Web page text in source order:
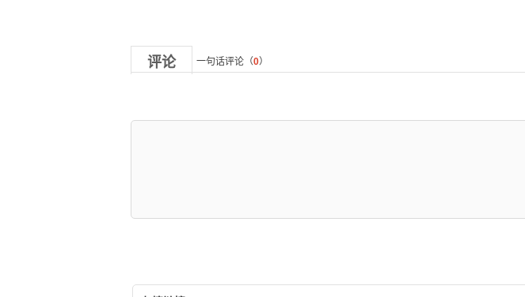
评论 一句话评论（0）